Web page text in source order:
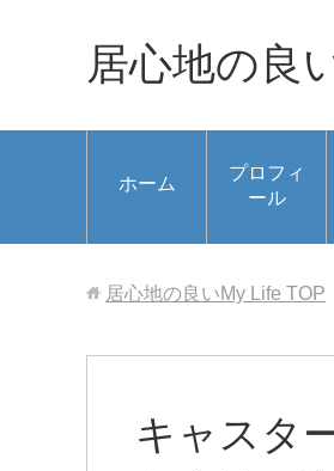
居心地の良
ホーム
プロフィ
ール
居心地の良いMy Life TOP
キャスタ